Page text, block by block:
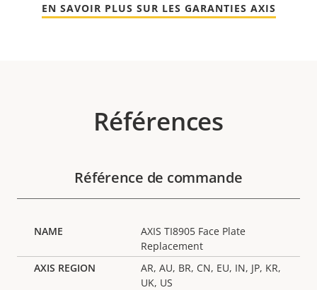
EN SAVOIR PLUS SUR LES GARANTIES AXIS
Références
Référence de commande
AXIS TI8905 Face Plate
Replacement
AR, AU, BR, CN, EU, IN, JP, KR,
UK, US